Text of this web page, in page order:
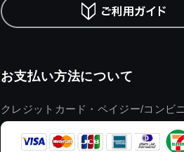
お支払い方法について
クレジットカード・ペイジー/コンビ